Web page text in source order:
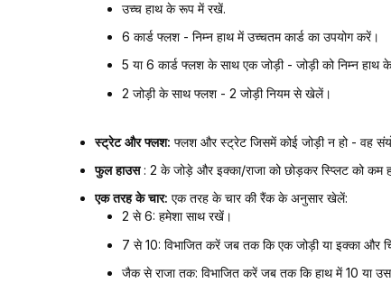
उच्च हाथ के रूप में रखें.
6 कार्ड फ्लश - निम्न हाथ में उच्चतम कार्ड का उपयोग करें।
5 या 6 कार्ड फ्लश के साथ एक जोड़ी - जोड़ी को निम्न हाथ
2 जोड़ी के साथ फ्लश - 2 जोड़ी नियम से खेलें।
स्ट्रेट और फ्लश: फ्लश और स्ट्रेट जिसमें कोई जोड़ी न हो - वह
फुल हाउस: 2 के जोड़े और इक्का/राजा को छोड़कर स्प्लिट को कम
एक तरह के चार: एक तरह के चार की रैंक के अनुसार खेलें:
2 से 6: हमेशा साथ रखें।
7 से 10: विभाजित करें जब तक कि एक जोड़ी या इक्का और
जैक से राजा तक: विभाजित करें जब तक कि हाथ में 10 या